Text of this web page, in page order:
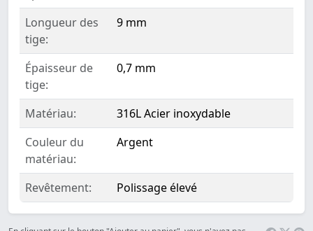
Longueur des
tige:
9 mm
Épaisseur de
tige:
0,7 mm
Matériau:
316L Acier inoxydable
Couleur du
matériau:
Argent
Revêtement: Polissage élevé